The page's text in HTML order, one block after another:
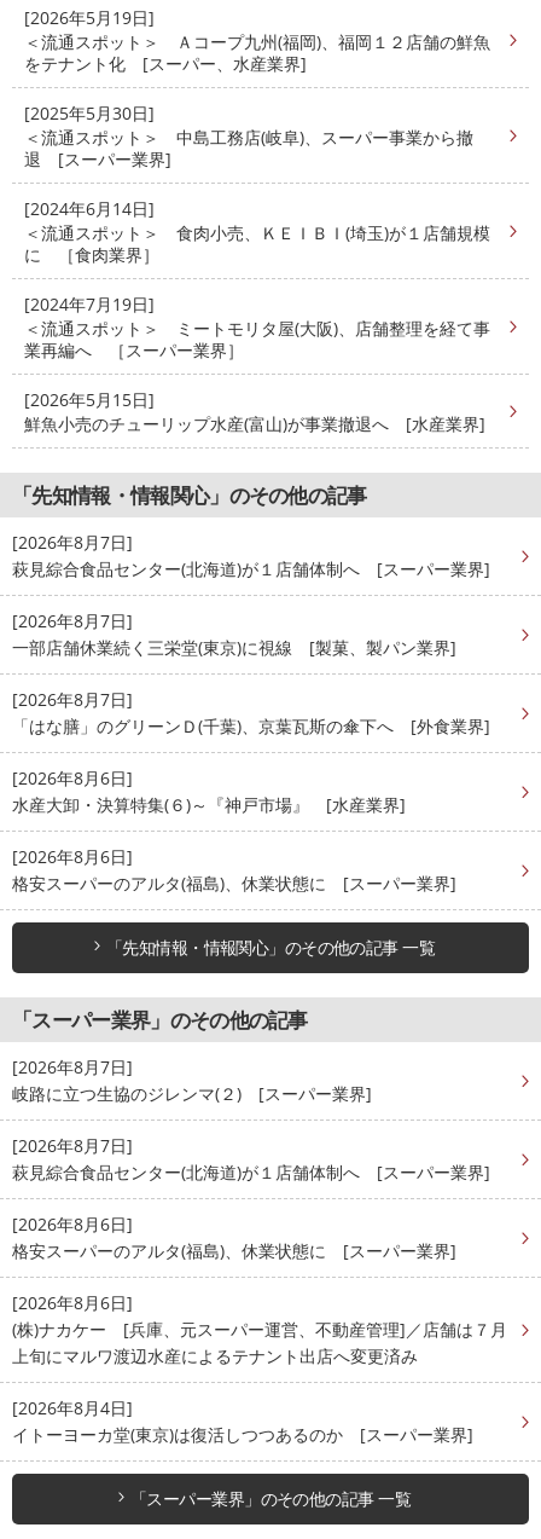
[2026年5月19日]
＜流通スポット＞ Ａコープ九州(福岡)、福岡１２店舗の鮮魚
をテナント化 [スーパー、水産業界]
[2025年5月30日]
＜流通スポット＞ 中島工務店(岐阜)、スーパー事業から撤
退 [スーパー業界]
[2024年6月14日]
＜流通スポット＞ 食肉小売、ＫＥＩＢＩ(埼玉)が１店舗規模
に ［食肉業界］
[2024年7月19日]
＜流通スポット＞ ミートモリタ屋(大阪)、店舗整理を経て事
業再編へ ［スーパー業界］
[2026年5月15日]
鮮魚小売のチューリップ水産(富山)が事業撤退へ [水産業界]
「先知情報・情報関心」のその他の記事
[2026年8月7日]
萩見綜合食品センター(北海道)が１店舗体制へ [スーパー業界]
[2026年8月7日]
一部店舗休業続く三栄堂(東京)に視線 [製菓、製パン業界]
[2026年8月7日]
「はな膳」のグリーンＤ(千葉)、京葉瓦斯の傘下へ [外食業界]
[2026年8月6日]
水産大卸・決算特集(６)～『神戸市場』 [水産業界]
[2026年8月6日]
格安スーパーのアルタ(福島)、休業状態に [スーパー業界]
「先知情報・情報関心」のその他の記事 一覧
「スーパー業界」のその他の記事
[2026年8月7日]
岐路に立つ生協のジレンマ(２) [スーパー業界]
[2026年8月7日]
萩見綜合食品センター(北海道)が１店舗体制へ [スーパー業界]
[2026年8月6日]
格安スーパーのアルタ(福島)、休業状態に [スーパー業界]
[2026年8月6日]
(株)ナカケー [兵庫、元スーパー運営、不動産管理]／店舗は７月
上旬にマルワ渡辺水産によるテナント出店へ変更済み
[2026年8月4日]
イトーヨーカ堂(東京)は復活しつつあるのか [スーパー業界]
「スーパー業界」のその他の記事 一覧